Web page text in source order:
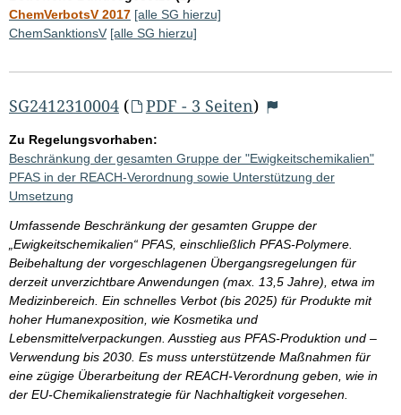
ChemVerbotsV 2017 [alle SG hierzu]
ChemSanktionsV [alle SG hierzu]
SG2412310004 ( PDF - 3 Seiten)
Zu Regelungsvorhaben:
Beschränkung der gesamten Gruppe der "Ewigkeitschemikalien"
PFAS in der REACH-Verordnung sowie Unterstützung der
Umsetzung
Umfassende Beschränkung der gesamten Gruppe der
„Ewigkeitschemikalien“ PFAS, einschließlich PFAS-Polymere.
Beibehaltung der vorgeschlagenen Übergangsregelungen für
derzeit unverzichtbare Anwendungen (max. 13,5 Jahre), etwa im
Medizinbereich. Ein schnelles Verbot (bis 2025) für Produkte mit
hoher Humanexposition, wie Kosmetika und
Lebensmittelverpackungen. Ausstieg aus PFAS-Produktion und –
Verwendung bis 2030. Es muss unterstützende Maßnahmen für
eine zügige Überarbeitung der REACH-Verordnung geben, wie in
der EU-Chemikalienstrategie für Nachhaltigkeit vorgesehen.